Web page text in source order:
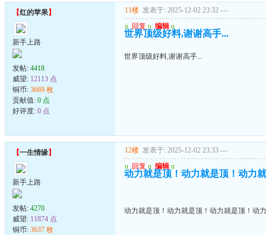
【红的苹果】
新手上路
发帖: 4418
威望: 12113 点
铜币: 3669 枚
贡献值: 0 点
好评度: 0 点
11楼 发表于: 2025-12-02 23:32 ---
u 回复 u 编辑 u
世界顶级好料,谢谢高手...
世界顶级好料,谢谢高手...
【一生情缘】
新手上路
发帖: 4270
威望: 11874 点
铜币: 3637 枚
12楼 发表于: 2025-12-02 23:33 ---
u 回复 u 编辑 u
动力就是顶！动力就是顶！动力
动力就是顶！动力就是顶！动力就是顶！动